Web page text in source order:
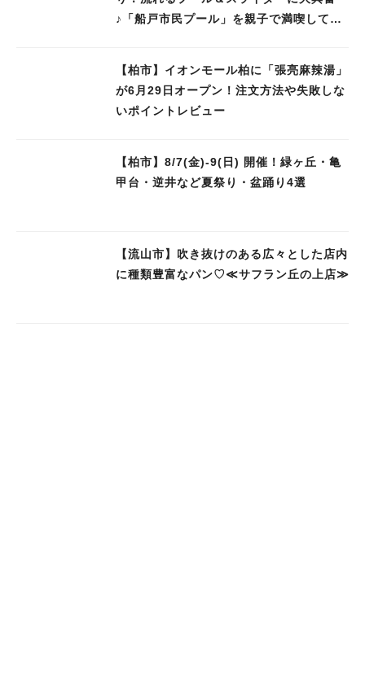
♪「船戸市民プール」を親子で満喫してき
【柏市】イオンモール柏に「張亮麻辣湯」
が6月29日オープン！注文方法や失敗しな
いポイントレビュー
【柏市】8/7(金)‐9(日) 開催！緑ヶ丘・亀
甲台・逆井など夏祭り・盆踊り4選
【流山市】吹き抜けのある広々とした店内
に種類豊富なパン♡≪サフラン丘の上店≫